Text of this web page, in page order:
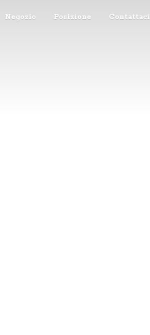
Negozio Posizione Contattaci